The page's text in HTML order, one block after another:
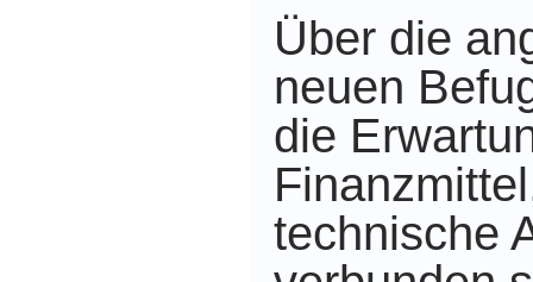
Über die
neuen
die
technische